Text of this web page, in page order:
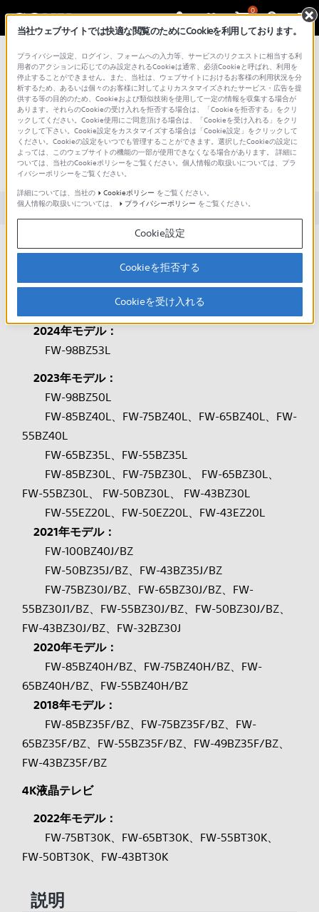
0
総合サポート・お問い合わせ
文書番号 : SH000162615 / 最終更新日 : 2024/06/06
テレビ下部のランプが赤く点滅す
る（業務用ディスプレイ/テレビ）
対象製品カテゴリー・製品
業務用ディスプレイ
2024年モデル：
FW-98BZ53L
2023年モデル：
FW-98BZ50L
FW-85BZ40L、FW-75BZ40L、FW-65BZ40L、FW-
55BZ40L
FW-65BZ35L、FW-55BZ35L
FW-85BZ30L、FW-75BZ30L、 FW-65BZ30L、
FW-55BZ30L、 FW-50BZ30L、 FW-43BZ30L
FW-55EZ20L、FW-50EZ20L、FW-43EZ20L
2021年モデル：
FW-100BZ40J/BZ
FW-50BZ35J/BZ、FW-43BZ35J/BZ
FW-75BZ30J/BZ、FW-65BZ30J/BZ、FW-
55BZ30J1/BZ、FW-55BZ30J/BZ、FW-50BZ30J/BZ、
FW-43BZ30J/BZ、FW-32BZ30J
2020年モデル：
FW-85BZ40H/BZ、FW-75BZ40H/BZ、FW-
65BZ40H/BZ、FW-55BZ40H/BZ
2018年モデル：
FW-85BZ35F/BZ、FW-75BZ35F/BZ、FW-
65BZ35F/BZ、FW-55BZ35F/BZ、FW-49BZ35F/BZ、
FW-43BZ35F/BZ
4K液晶テレビ
2022年モデル：
FW-75BT30K、FW-65BT30K、FW-55BT30K、
FW-50BT30K、FW-43BT30K
説明
当社ウェブサイトでは快適な閲覧のためにCookieを利用しております。
プライバシー設定、ログイン、フォームへの入力等、サービスのリクエストに相当する利
用者のアクションに応じてのみ設定されるCookieは通常、必須Cookieと呼ばれ、利用を
停止することができません。また、当社は、ウェブサイトにおけるお客様の利用状況を分
析するため、あるいは個々のお客様に対してよりカスタマイズされたサービス・広告を提
供する等の目的のため、Cookieおよび類似技術を使用して一定の情報を収集する場合が
あります。それらのCookieの受け入れを拒否する場合は、「Cookieを拒否する」をクリ
ックしてください。Cookie使用にご同意頂ける場合は、「Cookieを受け入れる」をクリ
ックして下さい。Cookie設定をカスタマイズする場合は「Cookie設定」をクリックして
ください。Cookieの設定をいつでも管理することができます。選択したCookieの設定に
よっては、このウェブサイトの機能の一部が使用できなくなる場合があります。 詳細に
ついては、当社のCookieポリシーをご覧ください。個人情報の取扱いについては、プラ
イバシーポリシーをご覧ください。
詳細については、当社の
Cookieポリシー をご覧ください。
個人情報の取扱いについては、
プライバシーポリシー をご覧ください。
Cookie設定
Cookieを拒否する
Cookieを受け入れる